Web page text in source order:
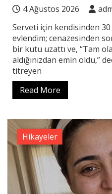
4 Ağustos 2026
Serveti için kendisinden
evlendim; cenazesinden
bir kutu uzattı ve, “Tam
aldığınızdan emin oldu,”
titreyen
Read More
Hikayeler